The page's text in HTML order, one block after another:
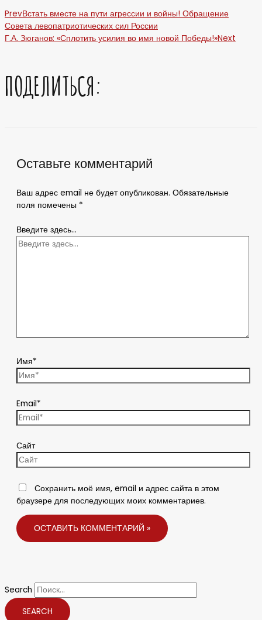
PrevВстать вместе на пути агрессии и войны! Обращение
Совета левопатриотических сил России
Г.А. Зюганов: «Сплотить усилия во имя новой Победы!»Next
ПОДЕЛИТЬСЯ:
Оставьте комментарий
Ваш адрес email не будет опубликован. Обязательные
поля помечены *
Введите здесь...
Имя*
Email*
Сайт
Сохранить моё имя, email и адрес сайта в этом
браузере для последующих моих комментариев.
Search
SEARCH